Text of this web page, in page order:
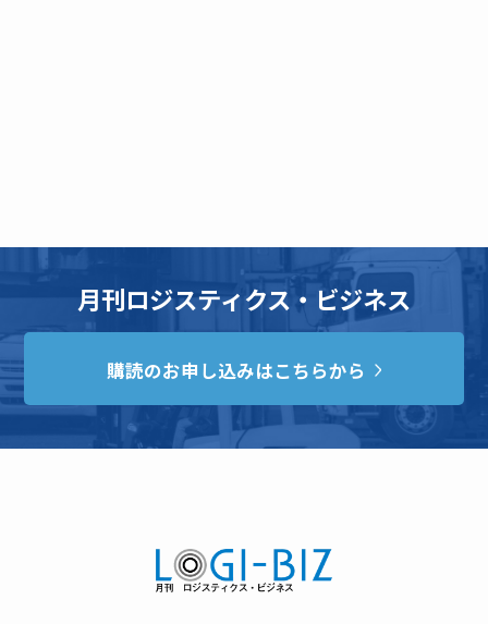
月刊ロジスティクス・ビジネス
購読のお申し込みはこちらから